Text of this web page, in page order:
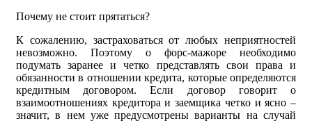
Почему не стоит прятаться?
К сожалению, застраховаться от любых неприятностей
невозможно. Поэтому о форс-мажоре необходимо
подумать заранее и четко представлять свои права и
обязанности в отношении кредита, которые определяются
кредитным договором. Если договор говорит о
взаимоотношениях кредитора и заемщика четко и ясно –
значит, в нем уже предусмотрены варианты на случай